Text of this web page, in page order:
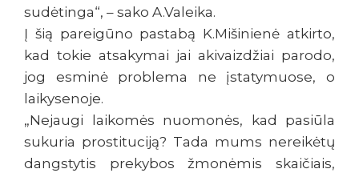
sudėtinga“, – sako A.Valeika.
Į šią pareigūno pastabą K.Mišinienė atkirto,
kad tokie atsakymai jai akivaizdžiai parodo,
jog esminė problema ne įstatymuose, o
laikysenoje.
„Nejaugi laikomės nuomonės, kad pasiūla
sukuria prostituciją? Tada mums nereikėtų
dangstytis prekybos žmonėmis skaičiais,